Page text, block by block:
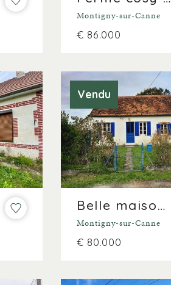
Montigny-sur-Canne
€ 86.000
Vendu
Belle maison de vacances avec vue sur 1.400m²
Montigny-sur-Canne
€ 80.000